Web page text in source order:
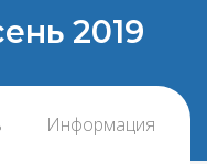
2019
Информация